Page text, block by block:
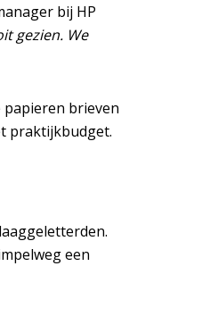
bij HP
gezien. We
brieven
praktijkbudget.
een